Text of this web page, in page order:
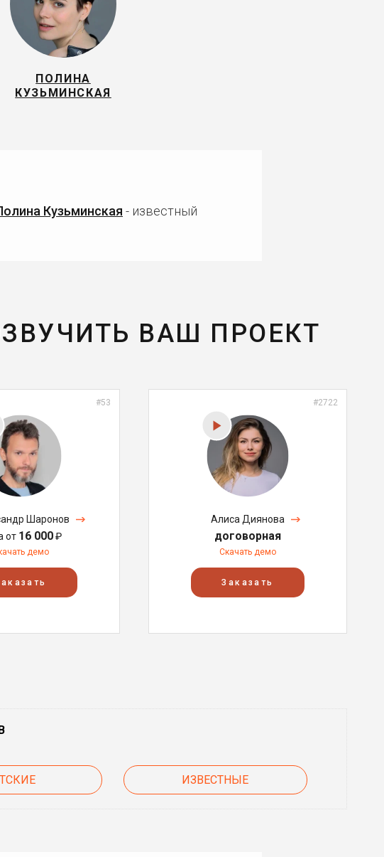
ПОЛИНА
КУЗЬМИНСКАЯ
Кузьминская - известный
ВАШ ПРОЕКТ
#53
Шаронов
от 16 000₽
демо
#2722
Алиса Диянова
договорная
Скачать демо
Заказать
ИЗВЕСТНЫЕ